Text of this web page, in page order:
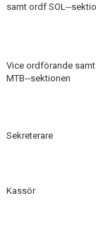
samt ordf
Vice ordförande
MTB‑‑sektionen
Sekreterare
Kassör